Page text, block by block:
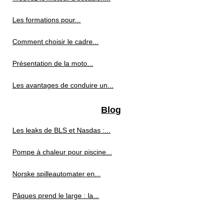
Les formations pour...
Comment choisir le cadre...
Présentation de la moto...
Les avantages de conduire un...
Blog
Les leaks de BLS et Nasdas :...
Pompe à chaleur pour piscine...
Norske spilleautomater en...
Pâques prend le large : la...